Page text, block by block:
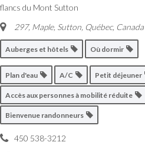
flancs du Mont Sutton
297, Maple, Sutton, Québec, Canada
Auberges et hôtels Où dormir
Plan d'eau A/C Petit déjeuner
Accès aux personnes à mobilité réduite
Bienvenue randonneurs
450 538-3212